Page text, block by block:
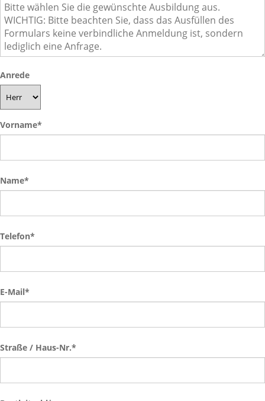
Anrede
Vorname*
Name*
Telefon*
E-Mail*
Straße / Haus-Nr.*